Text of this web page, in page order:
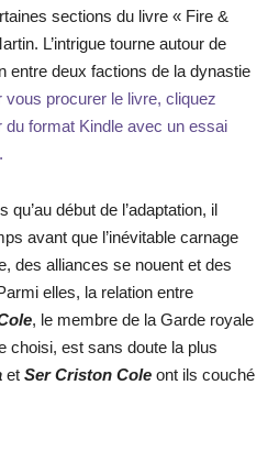
sections du livre « Fire &
L’intrigue tourne autour de
entre deux factions de la dynastie
vous procurer le livre, cliquez
du format Kindle avec un essai
début de l’adaptation, il
avant que l’inévitable carnage
des alliances se nouent et des
elles, la relation entre
, le membre de la Garde royale
choisi, est sans doute la plus
et Ser Criston Cole ont ils couché